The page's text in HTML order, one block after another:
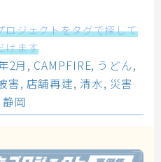
ロジェクトをタグで探して
けます
2月 , CAMPFIRE, うどん
害, 店舗再建, 清水, 災害
静岡